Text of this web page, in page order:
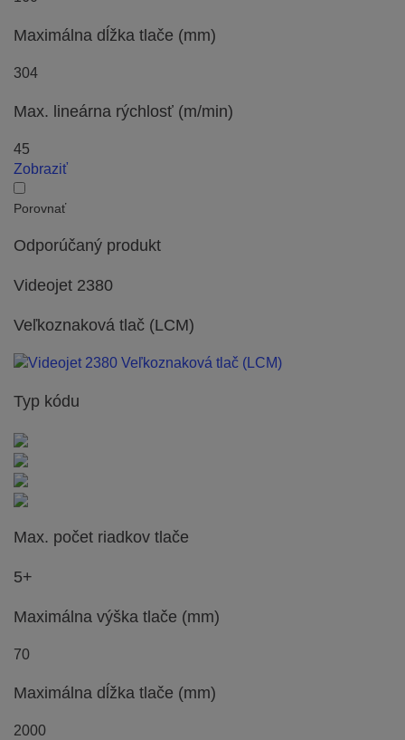
Maximálna dĺžka tlače (mm)
304
Max. lineárna rýchlosť (m/min)
45
Zobraziť
Porovnať
Odporúčaný produkt
Videojet 2380
Veľkoznaková tlač (LCM)
Typ kódu
Max. počet riadkov tlače
5+
Maximálna výška tlače (mm)
70
Maximálna dĺžka tlače (mm)
2000